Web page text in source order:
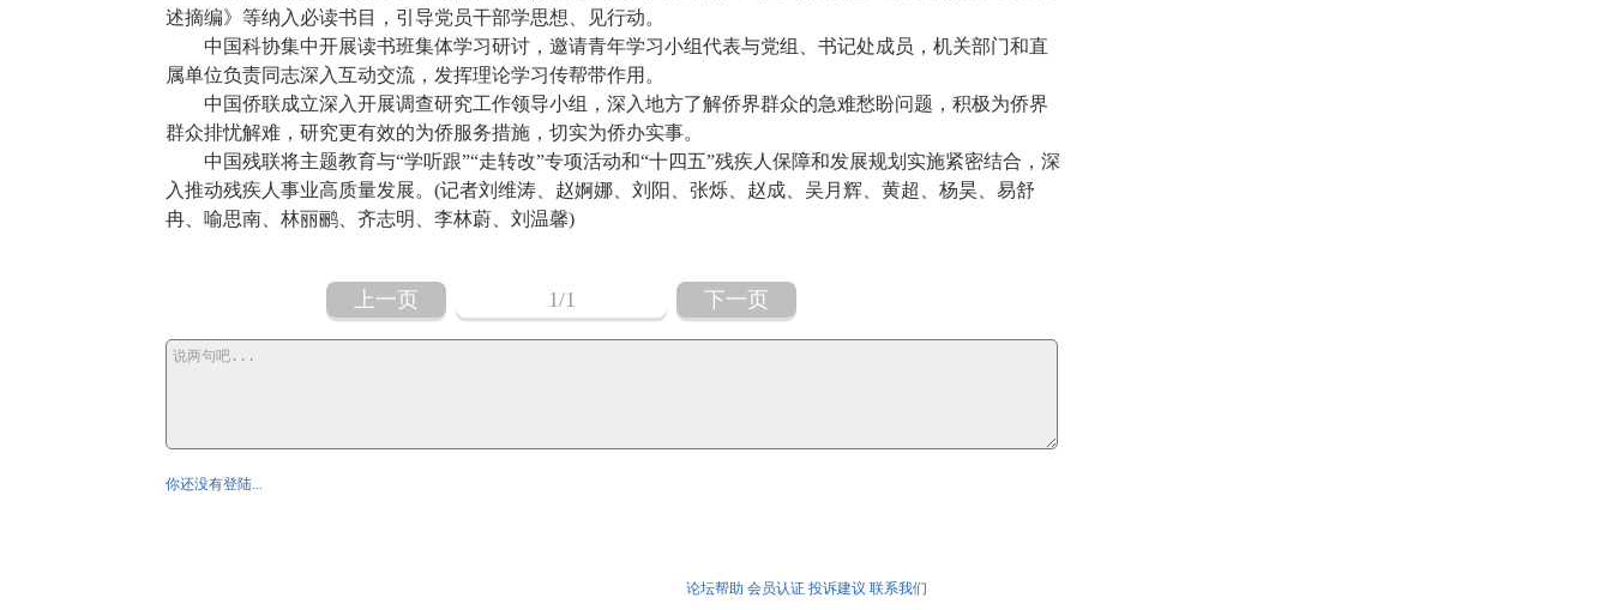
述摘编》等纳入必读书目，引导党员干部学思想、见行动。
中国科协集中开展读书班集体学习研讨，邀请青年学习小组代表与党组、书记处成员，机关部门和直
属单位负责同志深入互动交流，发挥理论学习传帮带作用。
中国侨联成立深入开展调查研究工作领导小组，深入地方了解侨界群众的急难愁盼问题，积极为侨界
群众排忧解难，研究更有效的为侨服务措施，切实为侨办实事。
中国残联将主题教育与“学听跟”“走转改”专项活动和“十四五”残疾人保障和发展规划实施紧密结合，深
入推动残疾人事业高质量发展。(记者刘维涛、赵婀娜、刘阳、张烁、赵成、吴月辉、黄超、杨昊、易舒
冉、喻思南、林丽鹂、齐志明、李林蔚、刘温馨)
上一页 1/1 下一页
你还没有登陆...
论坛帮助 会员认证 投诉建议 联系我们